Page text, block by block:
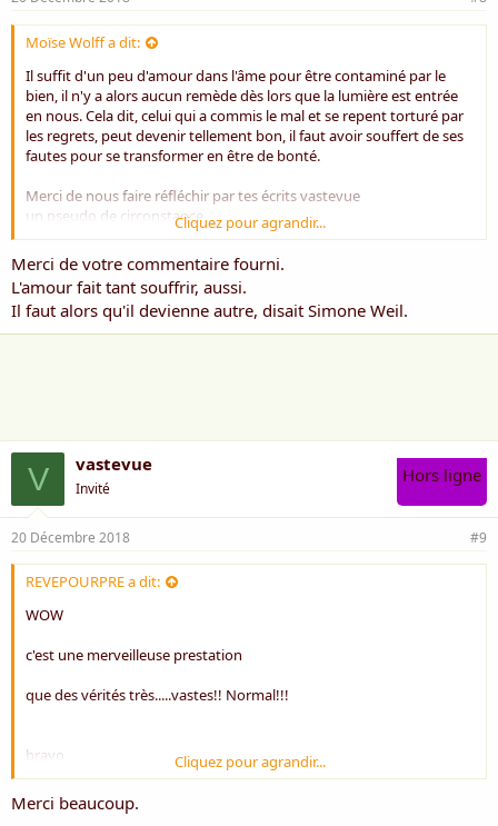
Moïse Wolff a dit:
Il suffit d'un peu d'amour dans l'âme pour être contaminé par le
bien, il n'y a alors aucun remède dès lors que la lumière est entrée
en nous. Cela dit, celui qui a commis le mal et se repent torturé par
les regrets, peut devenir tellement bon, il faut avoir souffert de ses
fautes pour se transformer en être de bonté.
Merci de nous faire réfléchir par tes écrits vastevue
un pseudo de circonstance
Amicale pensée
Moïse
Cliquez pour agrandir...
Merci de votre commentaire fourni.
L'amour fait tant souffrir, aussi.
Il faut alors qu'il devienne autre, disait Simone Weil.
V vastevue
Invité
Hors ligne
20 Décembre 2018 #9
REVEPOURPRE a dit:
WOW
c'est une merveilleuse prestation
que des vérités très.....vastes!! Normal!!!
bravo
amitiés
Cliquez pour agrandir...
Merci beaucoup.